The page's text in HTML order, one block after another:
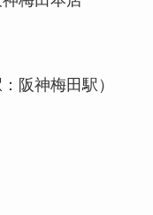
阪神梅田駅）